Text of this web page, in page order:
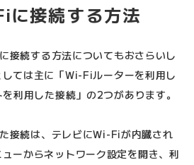
に接続する方法
接続する方法についてもおさらいし
ては主に「Wi-Fiルーターを利用し
利用した接続」の2つがあります。
接続は、テレビにWi-Fiが内臓され
ーからネットワーク設定を開き、利